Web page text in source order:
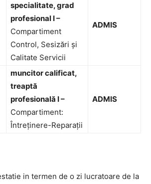
specialitate, grad
profesional I –
Compartiment
Control, Sesizări și
Calitate Servicii
ADMIS
muncitor calificat,
treaptă
profesională I–
Compartiment:
Întreținere-Reparații
ADMIS
in termen de o zi lucratoare de la